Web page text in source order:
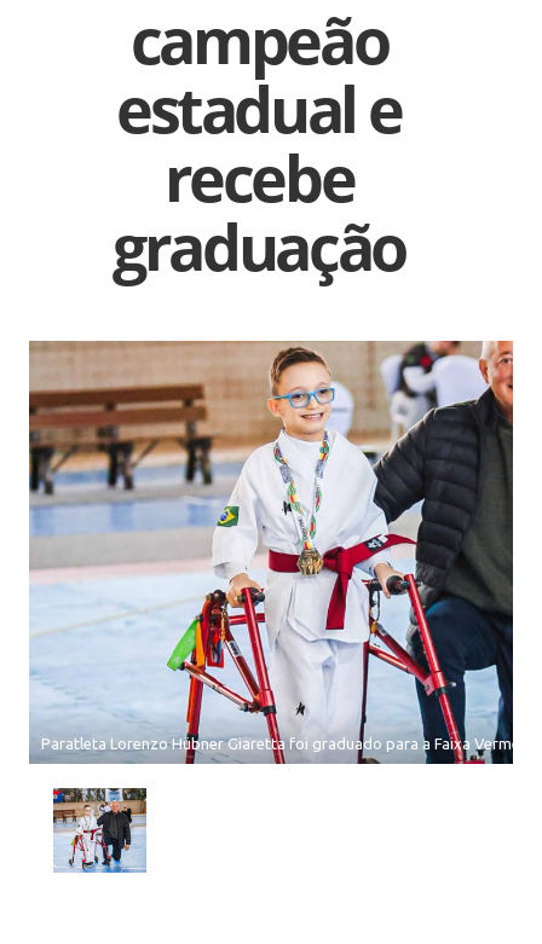
campeão
estadual e
recebe
graduação
Paratleta Lorenzo Hübner Giaretta foi graduado para a Faixa